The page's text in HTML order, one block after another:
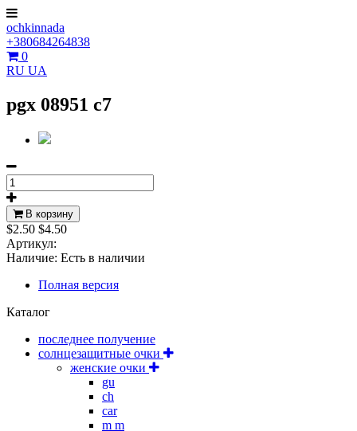
ochkinnada
+380684264838
0
RU UA
pgx 08951 c7
В корзину
$2.50 $4.50
Артикул:
Наличие: Есть в наличии
Полная версия
Каталог
последнее получение
солнцезащитные очки
женские очки
gu
ch
car
m m